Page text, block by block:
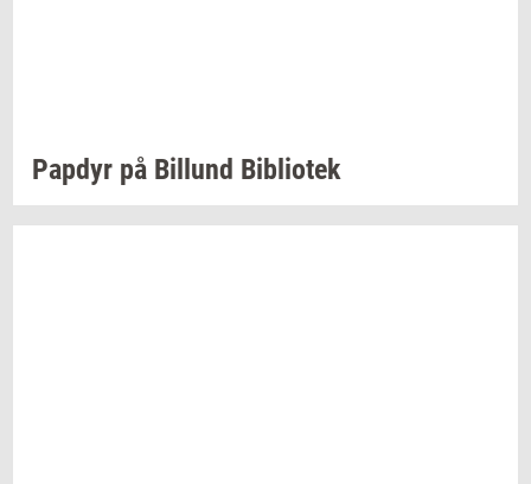
Pap­dyr på Bil­lund Bi­bli­o­tek